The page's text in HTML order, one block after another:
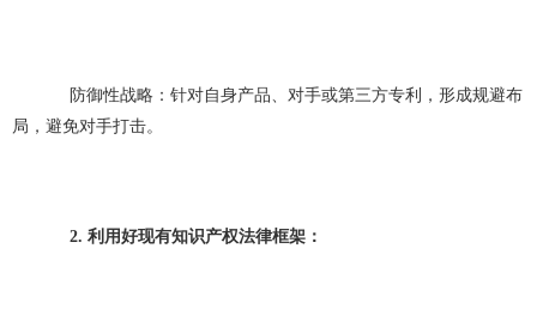
防御性战略：针对自身产品、对手或第三方专利，形成规避布
局，避免对手打击。
2. 利用好现有知识产权法律框架：